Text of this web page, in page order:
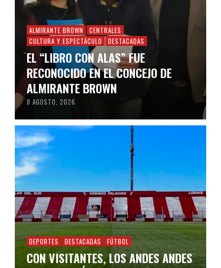
ALMIRANTE BROWN
CENTRALES
CULTURA Y ESPECTÁCULO
DESTACADAS
EL “LIBRO CON ALAS” FUE
RECONOCIDO EN EL CONCEJO DE
ALMIRANTE BROWN
8 AGOSTO, 2026
DEPORTES DESTACADAS FÚTBOL
CON VISITANTES, LOS ANDES ANDES